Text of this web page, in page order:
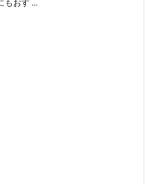
もおす ...